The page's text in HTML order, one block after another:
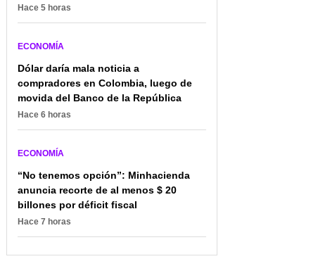
Hace 5 horas
ECONOMÍA
Dólar daría mala noticia a
compradores en Colombia, luego de
movida del Banco de la República
Hace 6 horas
ECONOMÍA
“No tenemos opción”: Minhacienda
anuncia recorte de al menos $ 20
billones por déficit fiscal
Hace 7 horas